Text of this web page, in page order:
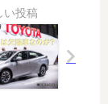
れ
こ
れ
(1